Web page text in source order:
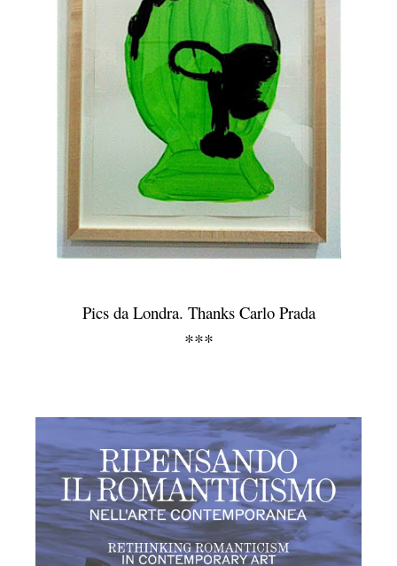
Pics da Londra. Thanks Carlo Prada
***